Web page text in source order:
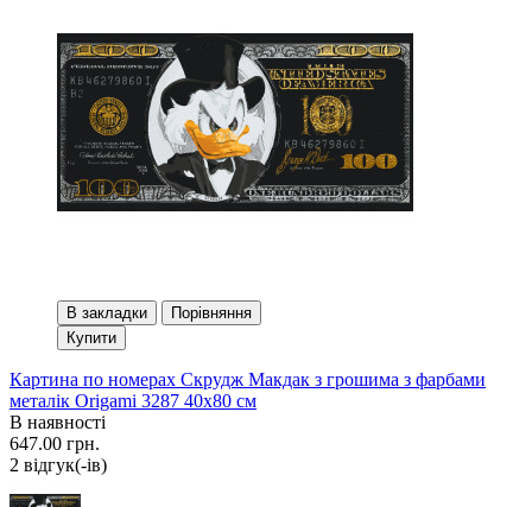
В закладки
Порівняння
Купити
Картина по номерах Скрудж Макдак з грошима з фарбами
металік Origami 3287 40x80 см
В наявності
647.00 грн.
2 вiдгук(-iв)